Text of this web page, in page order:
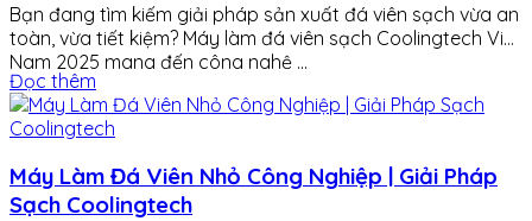
Bạn đang tìm kiếm giải pháp sản xuất đá viên sạch vừa an
toàn, vừa tiết kiệm? Máy làm đá viên sạch Coolingtech Việt
Nam 2025 mang đến công nghệ ...
Đọc thêm
Máy Làm Đá Viên Nhỏ Công Nghiệp | Giải Pháp
Sạch Coolingtech